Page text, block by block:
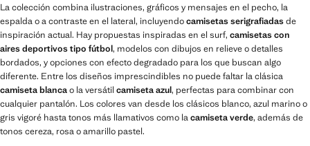
La colección combina ilustraciones, gráficos y mensajes en el pecho, la
espalda o a contraste en el lateral, incluyendocamisetas serigrafiadasde
inspiración actual. Hay propuestas inspiradas en el surf, camisetas con
aires deportivos tipo fútbol, modelos con dibujos en relieve o detalles
bordados, y opciones con efecto degradado para los que buscan algo
diferente. Entre los diseños imprescindibles no puede faltar la clásica
camiseta blancao la versátil camiseta azul, perfectas para combinar con
cualquier pantalón. Los colores van desde los clásicos blanco, azul marino o
gris vigoré hasta tonos más llamativos como lacamiseta verde, además de
tonos cereza, rosa o amarillo pastel.